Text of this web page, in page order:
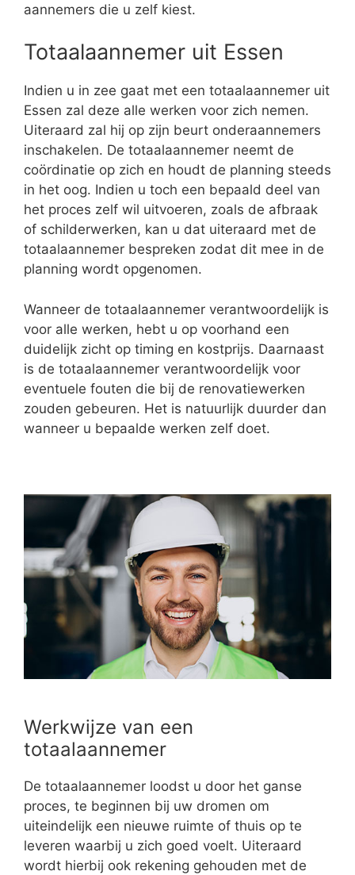
aannemers die u zelf kiest.
Totaalaannemer uit Essen
Indien u in zee gaat met een totaalaannemer uit
Essen zal deze alle werken voor zich nemen.
Uiteraard zal hij op zijn beurt onderaannemers
inschakelen. De totaalaannemer neemt de
coördinatie op zich en houdt de planning steeds
in het oog. Indien u toch een bepaald deel van
het proces zelf wil uitvoeren, zoals de afbraak
of schilderwerken, kan u dat uiteraard met de
totaalaannemer bespreken zodat dit mee in de
planning wordt opgenomen.
Wanneer de totaalaannemer verantwoordelijk is
voor alle werken, hebt u op voorhand een
duidelijk zicht op timing en kostprijs. Daarnaast
is de totaalaannemer verantwoordelijk voor
eventuele fouten die bij de renovatiewerken
zouden gebeuren. Het is natuurlijk duurder dan
wanneer u bepaalde werken zelf doet.
Werkwijze van een
totaalaannemer
De totaalaannemer loodst u door het ganse
proces, te beginnen bij uw dromen om
uiteindelijk een nieuwe ruimte of thuis op te
leveren waarbij u zich goed voelt. Uiteraard
wordt hierbij ook rekening gehouden met de